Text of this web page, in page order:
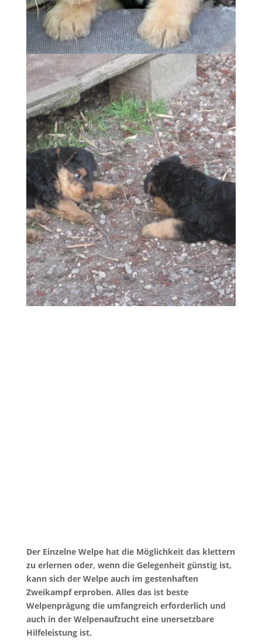
Der Einzelne Welpe hat die Möglichkeit das klettern
zu erlernen oder, wenn die Gelegenheit günstig ist,
kann sich der Welpe auch im gestenhaften
Zweikampf erproben. Alles das ist beste
Welpenprägung die umfangreich erforderlich und
auch in der Welpenaufzucht eine unersetzbare
Hilfeleistung ist.